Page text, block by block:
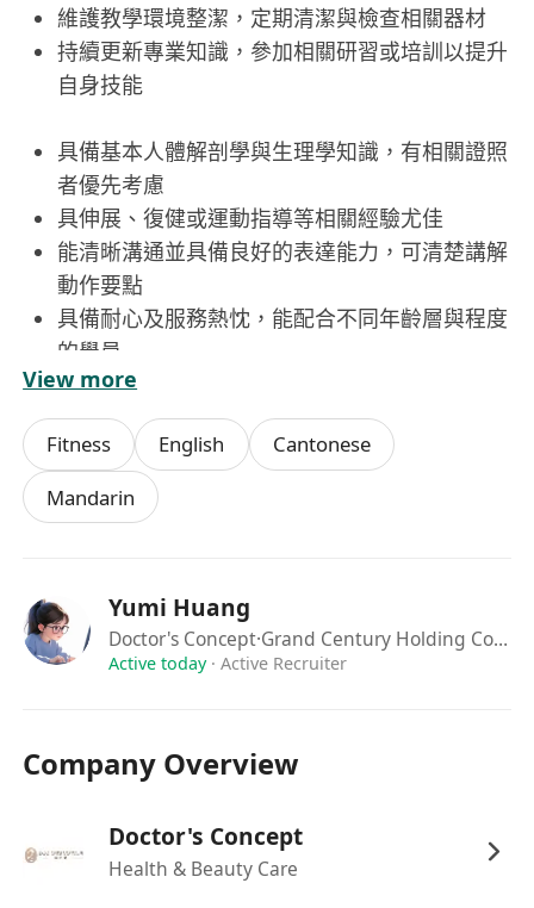
維護教學環境整潔，定期清潔與檢查相關器材
持續更新專業知識，參加相關研習或培訓以提升
自身技能
具備基本人體解剖學與生理學知識，有相關證照
者優先考慮
具伸展、復健或運動指導等相關經驗尤佳
能清晰溝通並具備良好的表達能力，可清楚講解
動作要點
具備耐心及服務熱忱，能配合不同年齡層與程度
的學員
對工作有責任感，能遵守職業道德與保持專業態
度
提供具競爭力的薪資待遇及績效獎金
享有員工培訓與專業成長機會
View more
Fitness English
Cantonese
Mandarin
Yumi Huang
Doctor's Concept·Grand Century Holding Company Limited
Active today· Active Recruiter
Company Overview
Doctor's Concept
Health & Beauty Care